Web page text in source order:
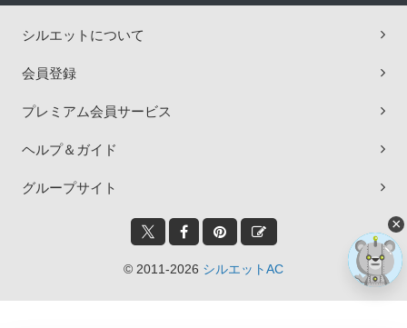
シルエットについて
会員登録
プレミアム会員サービス
ヘルプ＆ガイド
グループサイト
© 2011-2026 シルエットAC
×